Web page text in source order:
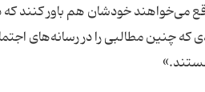
می‌خواهند خودشان هم باور
که چنین مطالبی را در رسانه‌های